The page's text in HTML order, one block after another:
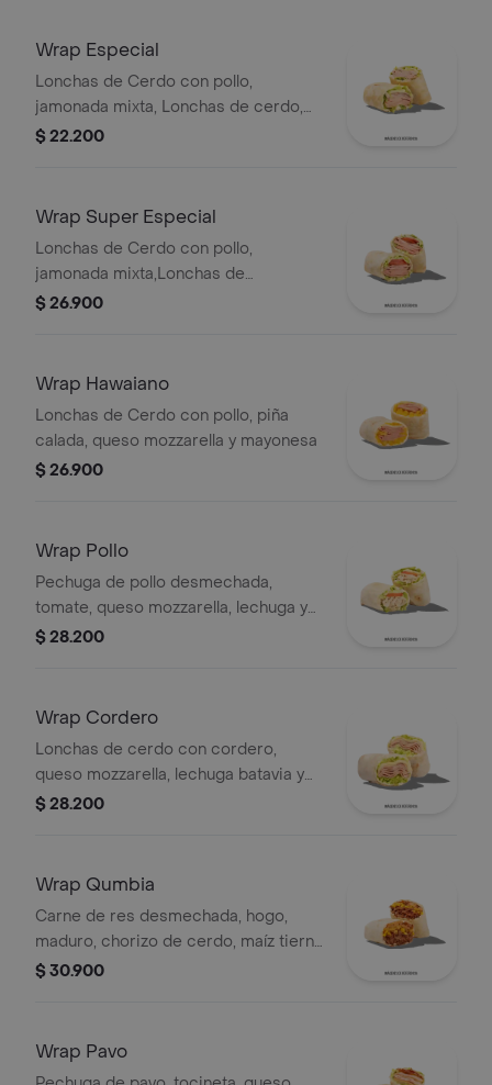
Wrap Especial
Lonchas de Cerdo con pollo,
jamonada mixta, Lonchas de cerdo,
cordero y res, queso mozzarella,
$ 22.200
Wrap Super Especial
Lonchas de Cerdo con pollo,
jamonada mixta,Lonchas de
cerdo,cordero y res,
Qbano
$ 26.900
Wrap Hawaiano
Lonchas de Cerdo con pollo, piña
calada, queso mozzarella y mayonesa
$ 26.900
Wrap Pollo
Pechuga de pollo desmechada,
tomate, queso mozzarella, lechuga y
mayonesa
$ 28.200
Wrap Cordero
Lonchas de cerdo con cordero,
queso mozzarella, lechuga batavia y
salsa Qbano
$ 28.200
Wrap Qumbia
Carne de res desmechada, hogo,
maduro, chorizo de cerdo, maíz tierno
y salsa Qbano.
$ 30.900
Wrap Pavo